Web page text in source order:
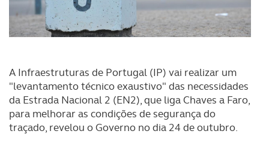
A Infraestruturas de Portugal (IP) vai realizar um
"levantamento técnico exaustivo" das necessidades
da Estrada Nacional 2 (EN2), que liga Chaves a Faro,
para melhorar as condições de segurança do
traçado, revelou o Governo no dia 24 de outubro.